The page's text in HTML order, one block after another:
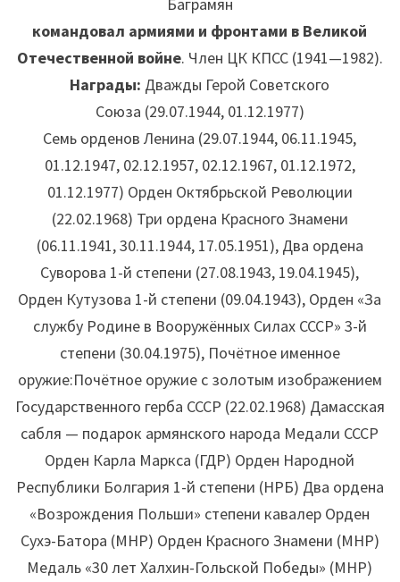
командовал армиями и фронтами в Великой
Отечественной войне. Член ЦК КПСС (1941—1982).
Награды: Дважды Герой Советского
Союза (29.07.1944, 01.12.1977)
Семь орденов Ленина (29.07.1944, 06.11.1945,
01.12.1947, 02.12.1957, 02.12.1967, 01.12.1972,
01.12.1977) Орден Октябрьской Революции
(22.02.1968) Три ордена Красного Знамени
(06.11.1941, 30.11.1944, 17.05.1951), Два ордена
Суворова 1-й степени (27.08.1943, 19.04.1945),
Орден Кутузова 1-й степени (09.04.1943), Орден «За
службу Родине в Вооружённых Силах СССР» 3-й
степени (30.04.1975), Почётное именное
оружие:Почётное оружие с золотым изображением
Государственного герба СССР (22.02.1968) Дамасская
сабля — подарок армянского народа Медали СССР
Орден Карла Маркса (ГДР) Орден Народной
Республики Болгария 1-й степени (НРБ) Два ордена
«Возрождения Польши» степени кавалер Орден
Сухэ-Батора (МНР) Орден Красного Знамени (МНР)
Медаль «30 лет Халхин-Гольской Победы» (МНР)